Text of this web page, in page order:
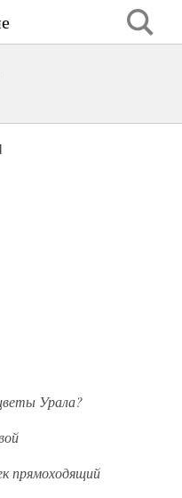
Урала?
прямоходящий